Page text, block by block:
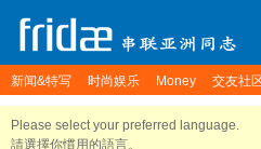
新闻&特写 时尚娱乐 Money 交友社
Please select your preferred language.
請選擇你慣用的語言。